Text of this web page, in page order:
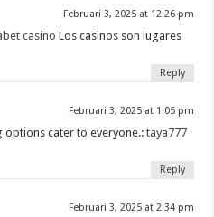
Februari 3, 2025 at 12:26 pm
casino Los casinos son lugares
Reply
Februari 3, 2025 at 1:05 pm
options cater to everyone.:taya777
Reply
Februari 3, 2025 at 2:34 pm